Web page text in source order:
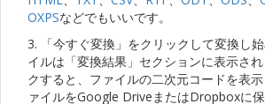
OXPSなどでもいいです。
3. 「今すぐ変換」をクリックして変換し
イルは「変換結果」セクションに表示され
クすると、ファイルの二次元コードを表
ァイルをGoogle DriveまたはDropboxに保